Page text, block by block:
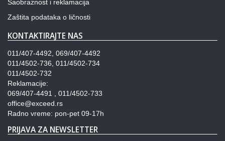
Saobraznost i reklamacija
Zaštita podataka o ličnosti
KONTAKTIRAJTE NAS
011/407-4492, 069/407-4492
011/4502-736, 011/4502-734
011/4502-732
Reklamacije:
069/407-4491 , 011/4502-733
office@exceed.rs
Radno vreme: pon-pet 09-17h
PRIJAVA ZA NEWSLETTER